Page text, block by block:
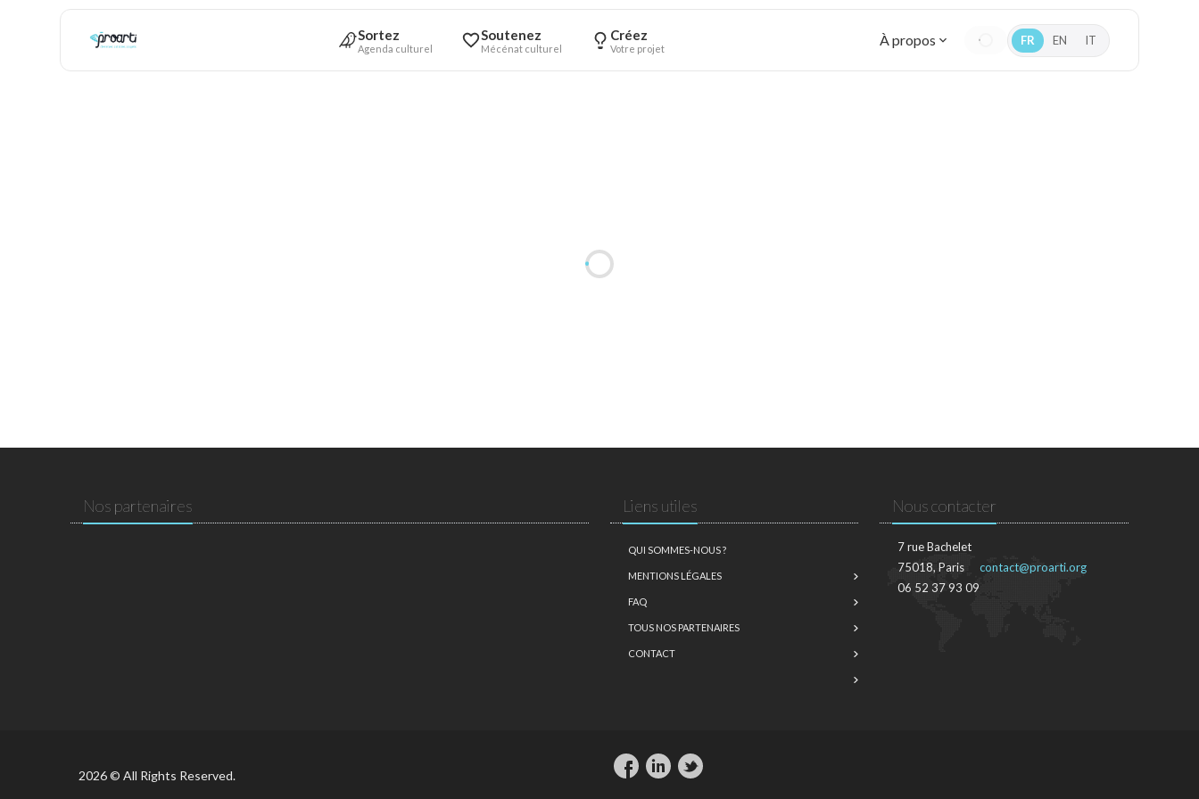
Sortez
Agenda culturel
Soutenez
Mécénat culturel
Créez
Votre projet À propos FR EN IT
Nos partenaires Liens utiles
QUI SOMMES-NOUS ?
MENTIONS LÉGALES
FAQ
TOUS NOS PARTENAIRES
CONTACT
Nous contacter
7 rue Bachelet
75018, Paris
06 52 37 93 09
contact@proarti.org
2026 © All Rights Reserved.